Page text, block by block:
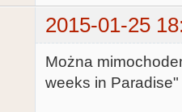
2015-01-25
Można
weeks in Paradise"